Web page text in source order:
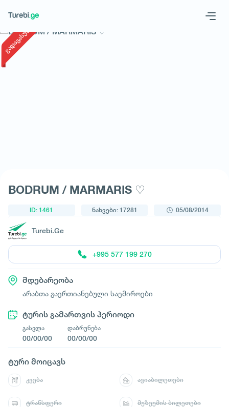
ვადაგასული
BODRUM / MARMARIS ♡
ID: 1461 ნახვები: 17281 05/08/2014
Turebi.Ge
+995 577 199 270
მდებარეობა
არაბთა გაერთიანებული საემიროები
ტურის გამართვის პერიოდი
გასვლა
00/00/00
დაბრუნება
00/00/00
ტური მოიცავს
კვება ავიაბილეთები
ტრანსფერი მუზეუმის ბილეთები